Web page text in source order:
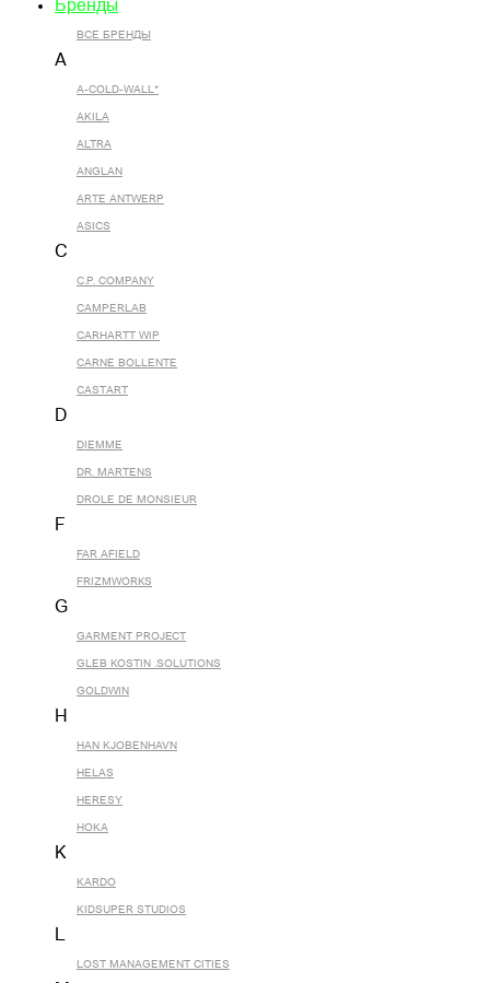
Бренды
ВСЕ БРЕНДЫ
A
A-COLD-WALL*
AKILA
ALTRA
ANGLAN
ARTE ANTWERP
ASICS
C
C.P. COMPANY
CAMPERLAB
CARHARTT WIP
CARNE BOLLENTE
CASTART
D
DIEMME
DR. MARTENS
DROLE DE MONSIEUR
F
FAR AFIELD
FRIZMWORKS
G
GARMENT PROJECT
GLEB KOSTIN .SOLUTIONS
GOLDWIN
H
HAN KJOBENHAVN
HELAS
HERESY
HOKA
K
KARDO
KIDSUPER STUDIOS
L
LOST MANAGEMENT CITIES